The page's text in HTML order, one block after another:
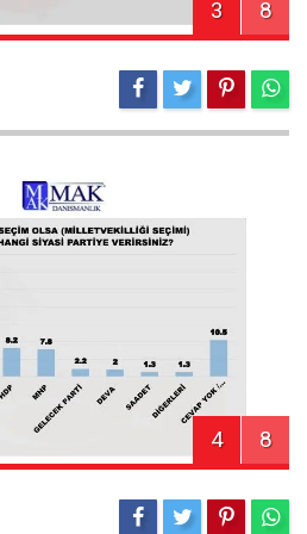
3 8
4 8